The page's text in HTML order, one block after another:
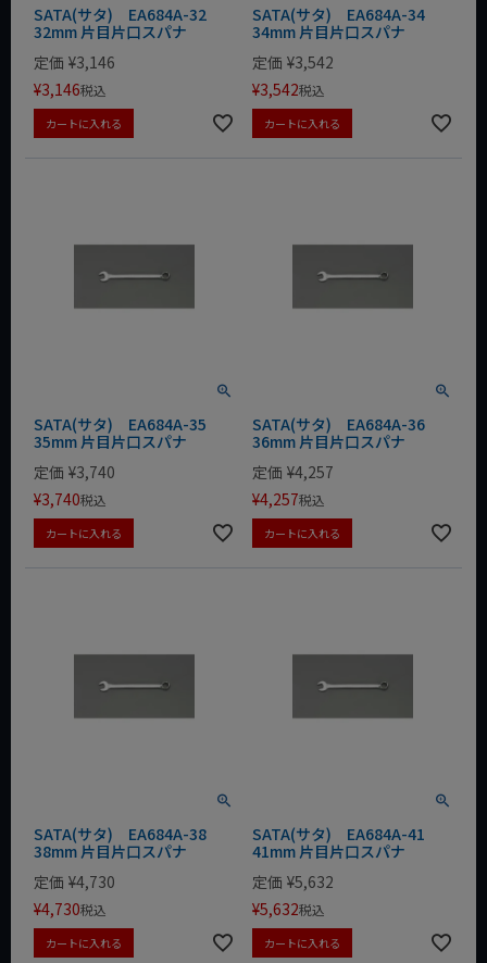
SATA(サタ) EA684A-32
32mm 片目片口スパナ
定価 ¥3,146
¥3,146税込
カートに入れる
SATA(サタ) EA684A-34
34mm 片目片口スパナ
定価 ¥3,542
¥3,542税込
カートに入れる
SATA(サタ) EA684A-35
35mm 片目片口スパナ
定価 ¥3,740
¥3,740税込
カートに入れる
SATA(サタ) EA684A-36
36mm 片目片口スパナ
定価 ¥4,257
¥4,257税込
カートに入れる
SATA(サタ) EA684A-38
38mm 片目片口スパナ
定価 ¥4,730
¥4,730税込
カートに入れる
SATA(サタ) EA684A-41
41mm 片目片口スパナ
定価 ¥5,632
¥5,632税込
カートに入れる